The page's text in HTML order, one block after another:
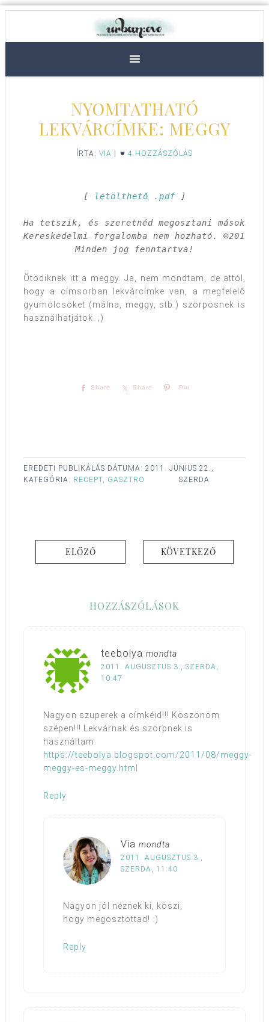
NYOMTATHATÓ
LEKVÁRCÍMKE: MEGGY
ÍRTA: VIA 4 HOZZÁSZÓLÁS
[ letölthető .pdf ]
Ha tetszik, és szeretnéd megosztani
Kereskedelmi forgalomba nem hozható. ©2011
Minden jog fenntartva!
Ötödiknek itt a meggy. Ja, nem mondtam, de attól,
hogy a címsorban lekvárcímke van, a megfelelő
gyümölcsöket (málna, meggy, stb.) szörpösnek is
használhatjátok. ;)
Share Share Pin
EREDETI PUBLIKÁLÁS DÁTUMA: 2011. JÚNIUS 22.,
SZERDA
KATEGÓRIA: RECEPT, GASZTRO
ELŐZŐ KÖVETKEZŐ
HOZZÁSZÓLÁSOK
teebolya mondta
2011. AUGUSZTUS 3., SZERDA,
10:47
Nagyon szuperek a címkéid!!! Köszönöm
szépen!!! Lekvárnak és szörpnek is
használtam.
https://teebolya.blogspot.com/2011/08/meggy-
meggy-es-meggy.html
Reply
Via mondta
2011. AUGUSZTUS 3.,
SZERDA, 11:40
Nagyon jól néznek ki, köszi,
hogy megosztottad! :)
Reply